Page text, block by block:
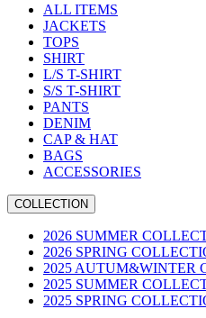
ALL ITEMS
JACKETS
TOPS
SHIRT
L/S T-SHIRT
S/S T-SHIRT
PANTS
DENIM
CAP & HAT
BAGS
ACCESSORIES
COLLECTION
2026 SUMMER
2026 SPRING
2025 AUTUM&WINTER
2025 SUMMER
2025 SPRING